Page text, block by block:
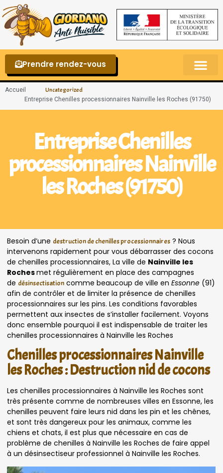
Prendre rendez-vous
Accueil Uncategorized
Entreprise Chenilles processionnaires Nainville les Roches (91750)
Entreprise Chenilles
processionnaires Nainville
les Roches (91750)
Besoin d’une destruction de chenilles processionnaires ? Nous
intervenons rapidement pour vous débarrasser des cocons
de chenilles processionnaires, La ville de Nainville les
Rochesmet régulièrement en place des campagnes
de désinsectisation comme beaucoup de ville en Essonne (91)
afin de contrôler et de limiter la présence de chenilles
processionnaires sur les pins. Les conditions favorables
permettent aux insectes de s’installer facilement. Voyons
donc ensemble pourquoi il est indispensable de traiter les
chenilles processionnaires à Nainville les Roches
Chenilles processionnaires Nainville
les Roches : Destruction nid de cocons
Les chenilles processionnaires à Nainville les Roches sont
très présente comme de nombreuses villes en Essonne, les
chenilles peuvent faire leurs nid dans les pin et les chênes,
et sont très dangereux pour les animaux, comme les
chiens et chats, il est plus que nécessaire en cas de
problème de chenilles à Nainville les Roches de faire appel
à un désinsectiseur professionnel à Nainville les Roches.